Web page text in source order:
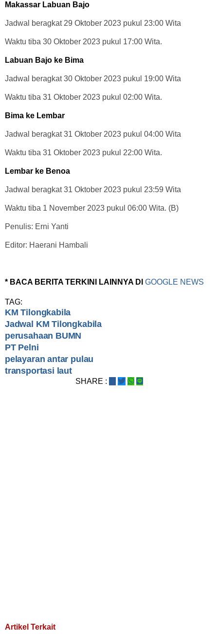
Makassar Labuan Bajo
Jadwal beragkat 29 Oktober 2023 pukul 23:00 Wita
Waktu tiba 30 Oktober 2023 pukul 17:00 Wita.
Labuan Bajo ke Bima
Jadwal beragkat 30 Oktober 2023 pukul 19:00 Wita
Waktu tiba 31 Oktober 2023 pukul 02:00 Wita.
Bima ke Lembar
Jadwal beragkat 31 Oktober 2023 pukul 04:00 Wita
Waktu tiba 31 Oktober 2023 pukul 22:00 Wita.
Lembar ke Benoa
Jadwal beragkat 31 Oktober 2023 pukul 23:59 Wita
Waktu tiba 1 November 2023 pukul 06:00 Wita. (B)
Penulis: Erni Yanti
Editor: Haerani Hambali
* BACA BERITA TERKINI LAINNYA DI GOOGLE NEWS
TAG:
KM Tilongkabila
Jadwal KM Tilongkabila
perusahaan BUMN
PT Pelni
pelayaran antar pulau
transportasi laut
SHARE :
Artikel Terkait